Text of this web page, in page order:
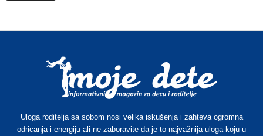
Uloga roditelja sa sobom nosi velika iskušenja i zahteva ogromna
odricanja i energiju ali ne zaboravite da je to najvažnija uloga koju u